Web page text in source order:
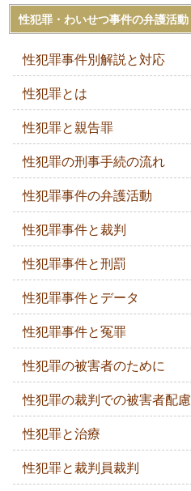
性犯罪・わいせつ事件の弁護活動
性犯罪事件別解説と対応
性犯罪とは
性犯罪と親告罪
性犯罪の刑事手続の流れ
性犯罪事件の弁護活動
性犯罪事件と裁判
性犯罪事件と刑罰
性犯罪事件とデータ
性犯罪事件と冤罪
性犯罪の被害者のために
性犯罪の裁判での被害者配慮
性犯罪と治療
性犯罪と裁判員裁判